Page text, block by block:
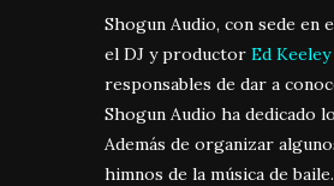
Shogun Audio, con sede en
el DJ y productor Ed Keeley
responsables de dar a
Shogun Audio ha dedicado
Además de organizar
himnos de la música de baile.